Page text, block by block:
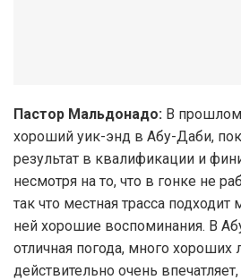
Пастор Мальдонадо: В прошлом
хороший уик-энд в Абу-Даби,
результат в квалификации и
несмотря на то, что в гонке не
так что местная трасса подходит
ней хорошие воспоминания. В
отличная погода, много хороших
действительно очень